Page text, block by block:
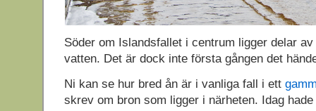
Söder om Islandsfallet i centrum ligger delar
vatten. Det är dock inte första gången det
Ni kan se hur bred ån är i vanliga fall i ett
skrev om bron som ligger i närheten. Idag